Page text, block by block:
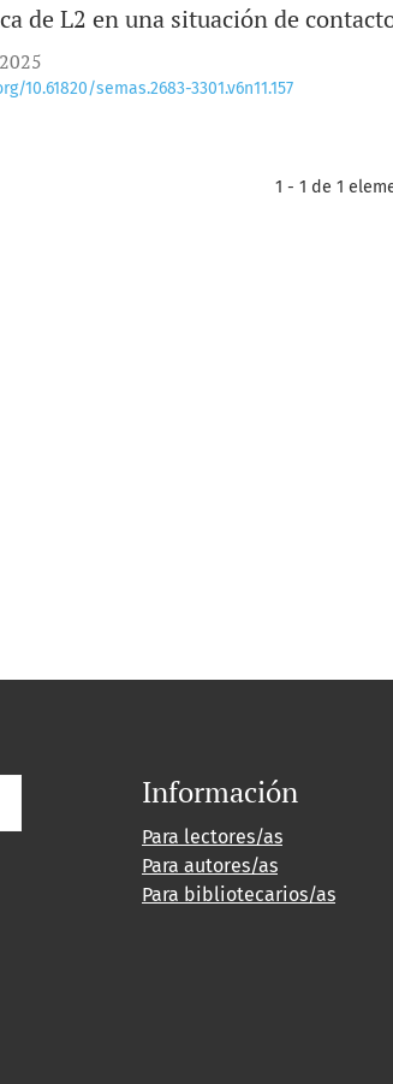
de L2 en una situación de
10.61820/semas.2683-3301.v6n11.157
1 - 1 de 1
Información
Para lectores/as
Para autores/as
Para bibliotecarios/as